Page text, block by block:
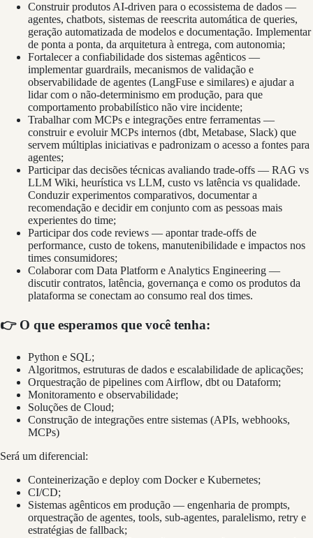
Construir produtos AI-driven para o ecossistema de dados —
agentes, chatbots, sistemas de reescrita automática de queries,
geração automatizada de modelos e documentação. Implementar
de ponta a ponta, da arquitetura à entrega, com autonomia;
Fortalecer a confiabilidade dos sistemas agênticos —
implementar guardrails, mecanismos de validação e
observabilidade de agentes (LangFuse e similares) e ajudar a
lidar com o não-determinismo em produção, para que
comportamento probabilístico não vire incidente;
Trabalhar com MCPs e integrações entre ferramentas —
construir e evoluir MCPs internos (dbt, Metabase, Slack) que
servem múltiplas iniciativas e padronizam o acesso a fontes para
agentes;
Participar das decisões técnicas avaliando trade-offs — RAG vs
LLM Wiki, heurística vs LLM, custo vs latência vs qualidade.
Conduzir experimentos comparativos, documentar a
recomendação e decidir em conjunto com as pessoas mais
experientes do time;
Participar dos code reviews — apontar trade-offs de
performance, custo de tokens, manutenibilidade e impactos nos
times consumidores;
Colaborar com Data Platform e Analytics Engineering —
discutir contratos, latência, governança e como os produtos da
plataforma se conectam ao consumo real dos times.
👉 O que esperamos que você tenha:
Python e SQL;
Algoritmos, estruturas de dados e escalabilidade de aplicações;
Orquestração de pipelines com Airflow, dbt ou Dataform;
Monitoramento e observabilidade;
Soluções de Cloud;
Construção de integrações entre sistemas (APIs, webhooks,
MCPs)
Será um diferencial:
Conteinerização e deploy com Docker e Kubernetes;
CI/CD;
Sistemas agênticos em produção — engenharia de prompts,
orquestração de agentes, tools, sub-agentes, paralelismo, retry e
estratégias de fallback;